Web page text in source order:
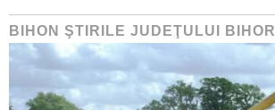
BIHON ŞTIRILE JUDEŢULUI BIHOR